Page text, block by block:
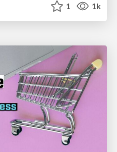
1 1k